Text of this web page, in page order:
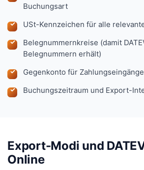
Buchungsart
USt-Kennzeichen für alle
Belegnummernkreise (damit
Belegnummern erhält)
Gegenkonto für
Buchungszeitraum und Export-
Export-Modi und
Online